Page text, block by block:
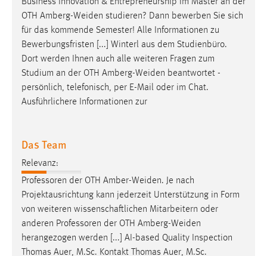
Bewerbungsfristen [...] Winterl aus dem Studienbüro.
Dort werden Ihnen auch alle weiteren Fragen zum
Studium an der OTHAmberg-Weidenbeantwortet -
persönlich, telefonisch, per E-Mail oder im Chat.
Ausführlichere Informationen zur
Das Team
von weiteren wissenschaftlichen Mitarbeitern oder
anderen Professoren der OTHAmberg-Weiden
herangezogen werden [...] AI-based Quality Inspection
Thomas Auer, M.Sc. Kontakt Thomas Auer, M.Sc.
Lehrbeauftragte/rWeidenBusiness School ,Weiden
Business School , Technologietransferzentrum Neustadt
a.d. Waldnaab Wiss. Mitarbeiter [...] AI-Management
Cookie Laufzeit:
EXTERNE MEDIEN
Um Inhalte von Videoplattformen und Social Media
YouTube
Vimeo